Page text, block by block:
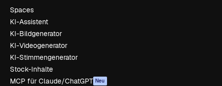
Spaces
KI-Assistent
KI-Bildgenerator
KI-Videogenerator
KI-Stimmengenerator
Stock-Inhalte
MCP für Claude/ChatGPT Neu